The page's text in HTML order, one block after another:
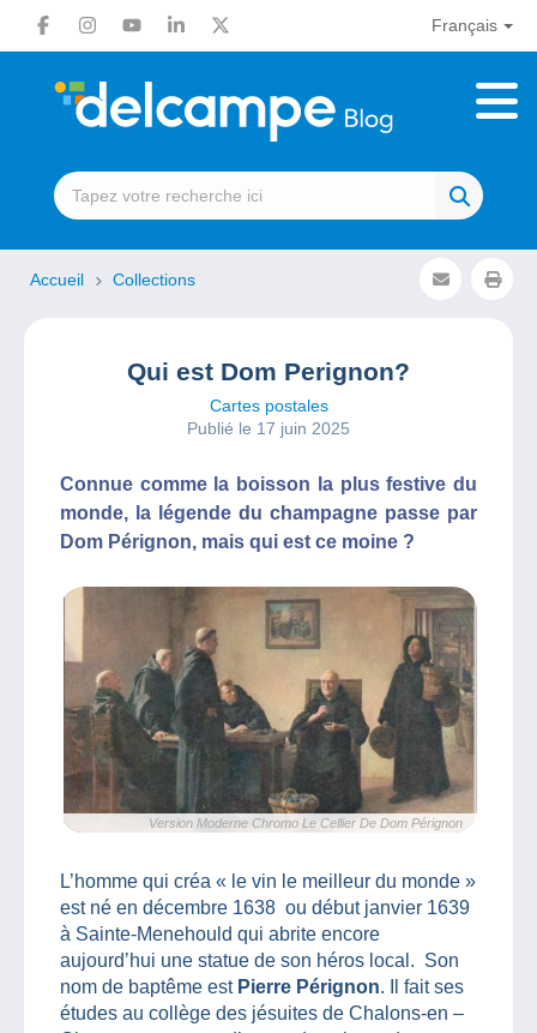
Français
Accueil Collections
Qui est Dom Perignon?
Cartes postales
Publié le 17 juin 2025
Connue comme la boisson la plus festive du
monde, la légende du champagne passe par
Dom Pérignon, mais qui est ce moine ?
Version Moderne Chromo Le Cellier De Dom Pérignon
L’homme qui créa « le vin le meilleur du monde »
est né en décembre 1638 ou début janvier 1639
à Sainte-Menehould qui abrite encore
aujourd’hui une statue de son héros local. Son
nom de baptême est Pierre Pérignon. Il fait ses
études au collège des jésuites de Chalons-en –